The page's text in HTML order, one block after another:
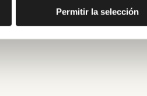
Permitir la selección